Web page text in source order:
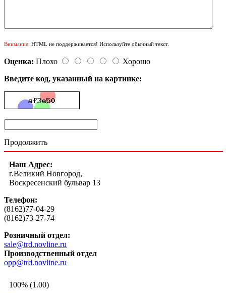
Внимание: HTML не поддерживается! Используйте обычный текст.
Оценка: Плохо
Хорошо
Введите код, указанный на картинке:
Продолжить
Наш Адрес:
г.Великий Новгород,
Воскресенский бульвар 13
Телефон:
(8162)77-04-29
(8162)73-27-74
Розничный отдел:
sale@trd.novline.ru
Производственный отдел
opp@trd.novline.ru
100% (1.00)